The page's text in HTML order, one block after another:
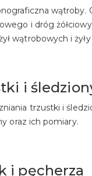
wątroby.
i dróg
wątrobowych i
i
trzustki i
oraz ich pomiary.
i pęcherza